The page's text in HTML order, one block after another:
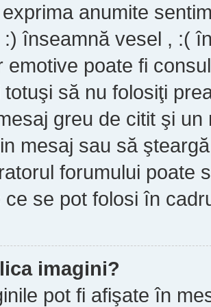
anumite
:) înseamnă vesel , :(
emotive poate fi
să nu folosiţi
greu de citit şi
mesaj sau să
forumului poate
ce se pot folosi în
imagini?
pot fi afişate în